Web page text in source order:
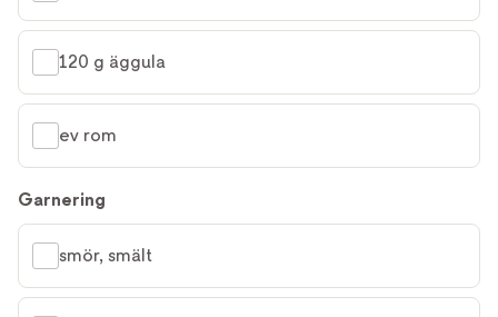
120 g äggula
ev rom
Garnering
smör, smält